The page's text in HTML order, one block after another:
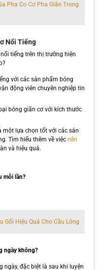
Pha Co Cơ Pha Giãn Trong
Nổi Tiếng
tiếng trên thị trường hiện
với các sản phẩm bóng
động viên chuyên nghiệp tin
bóng giãn cơ với kích thước
lựa chọn tốt với các sản
Tìm hiểu thêm về việc nên
và hiệu quả.
mỗi lần?
Gối Hiệu Quả Cho Cầu Lông
ngày không?
ngày, đặc biệt là sau khi luyện